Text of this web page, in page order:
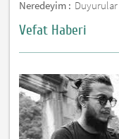
Neredeyim : Duyurular
Vefat Haberi